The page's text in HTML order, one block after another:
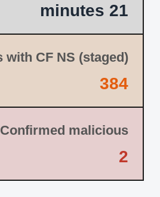
21 minutes
with CF NS (staged)
384
Confirmed malicious
2